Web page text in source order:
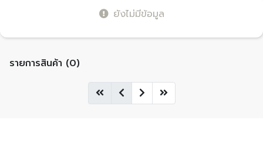
ยังไม่มีข้อมูล
รายการสินค้า (0)